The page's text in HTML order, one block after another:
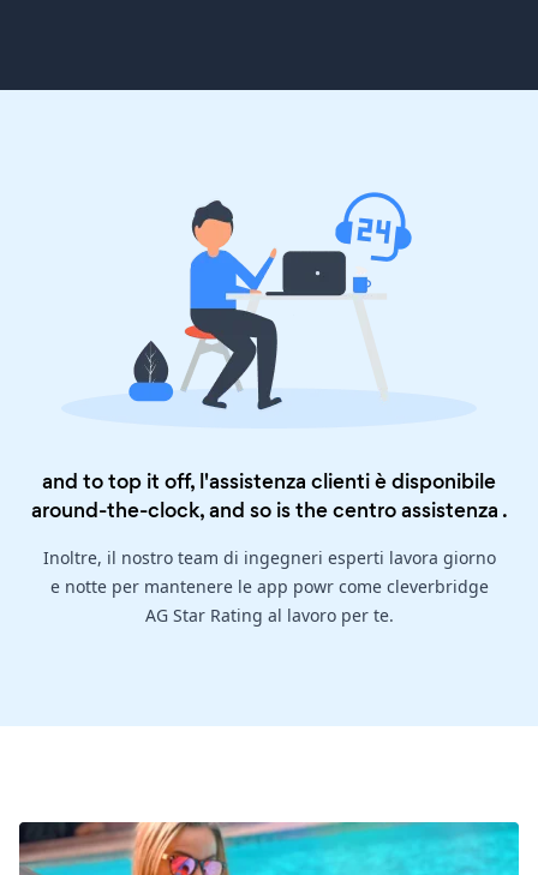
and to top it off, l'assistenza clienti è disponibile
around-the-clock, and so is thecentro assistenza .
Inoltre, il nostro team di ingegneri esperti lavora giorno
e notte per mantenere le app powr come cleverbridge
AG Star Rating al lavoro per te.